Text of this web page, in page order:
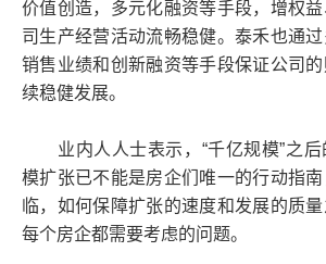
价值创造，多元化融资等手段，增权
司生产经营活动流畅稳健。泰禾也通
销售业绩和创新融资等手段保证公司
续稳健发展。
业内人人士表示，“千亿规模”之后
模扩张已不能是房企们唯一的行动指
临，如何保障扩张的速度和发展的质
每个房企都需要考虑的问题。